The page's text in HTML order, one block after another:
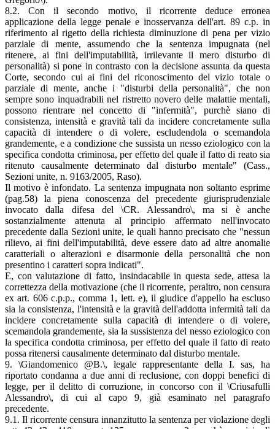
8.2. Con il secondo motivo, il ricorrente deduce erronea
applicazione della legge penale e inosservanza dell'art. 89 c.p. in
riferimento al rigetto della richiesta diminuzione di pena per vizio
parziale di mente, assumendo che la sentenza impugnata (nel
ritenere, ai fini dell'imputabilità, irrilevante il mero disturbo di
personalità) si pone in contrasto con la decisione assunta da questa
Corte, secondo cui ai fini del riconoscimento del vizio totale o
parziale di mente, anche i "disturbi della personalità", che non
sempre sono inquadrabili nel ristretto novero delle malattie mentali,
possono rientrare nel concetto di "infermità", purchè siano di
consistenza, intensità e gravità tali da incidere concretamente sulla
capacità di intendere o di volere, escludendola o scemandola
grandemente, e a condizione che sussista un nesso eziologico con la
specifica condotta criminosa, per effetto del quale il fatto di reato sia
ritenuto causalmente determinato dal disturbo mentale" (Cass.,
Sezioni unite, n. 9163/2005, Raso).
Il motivo è infondato. La sentenza impugnata non soltanto esprime
(pag.58) la piena conoscenza del precedente giurisprudenziale
invocato dalla difesa del \CR. Alessandro\, ma si è anche
sostanzialmente attenuta al principio affermato nell'invocato
precedente dalla Sezioni unite, le quali hanno precisato che "nessun
rilievo, ai fini dell'imputabilità, deve essere dato ad altre anomalie
caratteriali o alterazioni e disarmonie della personalità che non
presentino i caratteri sopra indicati".
E, con valutazione di fatto, insindacabile in questa sede, attesa la
correttezza della motivazione (che il ricorrente, peraltro, non censura
ex art. 606 c.p.p., comma 1, lett. e), il giudice d'appello ha escluso
sia la consistenza, l'intensità e la gravità dell'addotta infermità tali da
incidere concretamente sulla capacità di intendere o di volere,
scemandola grandemente, sia la sussistenza del nesso eziologico con
la specifica condotta criminosa, per effetto del quale il fatto di reato
possa ritenersi causalmente determinato dal disturbo mentale.
9. \Giandomenico @B.\, legale rappresentante della I. sas, ha
riportato condanna a due anni di reclusione, con doppi benefici di
legge, per il delitto di corruzione, in concorso con il \Criusafulli
Alessandro\, di cui al capo 9, già esaminato nel paragrafo
precedente.
9.1. Il ricorrente censura innanzitutto la sentenza per violazione degli